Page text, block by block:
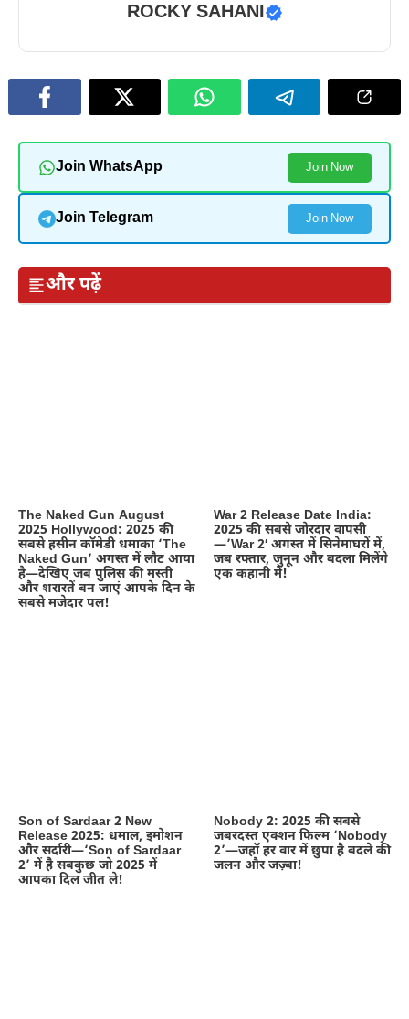
ROCKY SAHANI
Join WhatsApp Join Now
Join Telegram Join Now
और पढ़ें
The Naked Gun August
2025 Hollywood: 2025 की
सबसे हसीन कॉमेडी धमाका ‘The
Naked Gun’ अगस्त में लौट आया
है—देखिए जब पुलिस की मस्ती
और शरारतें बन जाएं आपके दिन के
सबसे मजेदार पल!
War 2 Release Date India:
2025 की सबसे जोरदार वापसी
—’War 2′ अगस्त में सिनेमाघरों में,
जब रफ्तार, जुनून और बदला मिलेंगे
एक कहानी में!
Son of Sardaar 2 New
Release 2025: धमाल, इमोशन
और सर्दारी—‘Son of Sardaar
2’ में है सबकुछ जो 2025 में
आपका दिल जीत ले!
Nobody 2: 2025 की सबसे
जबरदस्त एक्शन फिल्म ‘Nobody
2’—जहाँ हर वार में छुपा है बदले की
जलन और जज़्बा!